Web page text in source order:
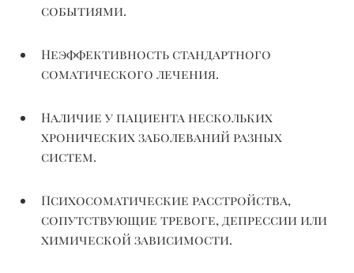
событиями.
Неэффективность стандартного
соматического лечения.
Наличие у пациента нескольких
хронических заболеваний разных
систем.
Психосоматические расстройства,
сопутствующие тревоге, депрессии или
химической зависимости.